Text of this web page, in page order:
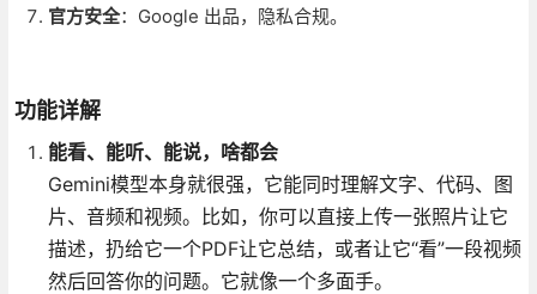
官方安全：Google 出品，隐私合规。
功能详解
能看、能听、能说，啥都会
Gemini模型本身就很强，它能同时理解文字、代码、图
片、音频和视频。比如，你可以直接上传一张照片让它
描述，扔给它一个PDF让它总结，或者让它“看”一段视频
然后回答你的问题。它就像一个多面手。